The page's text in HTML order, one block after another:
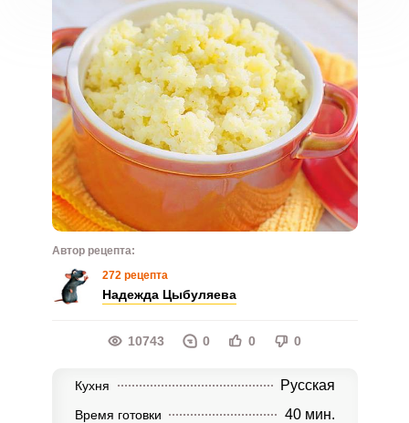
Автор рецепта:
272 рецепта
Надежда Цыбуляева
10743 0 0 0
Кухня Русская
Время готовки 40 мин.